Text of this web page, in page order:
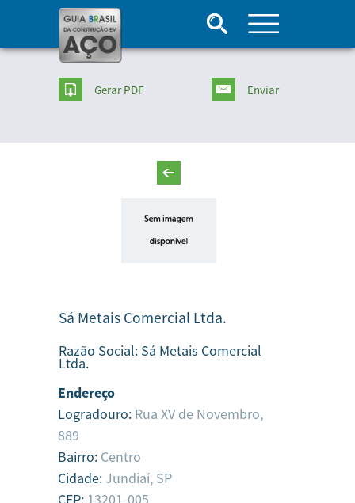
Gerar PDF Enviar
Sá Metais Comercial Ltda.
Razão Social: Sá Metais Comercial
Ltda.
Endereço
Logradouro: Rua XV de Novembro,
889
Bairro: Centro
Cidade: Jundiaí, SP